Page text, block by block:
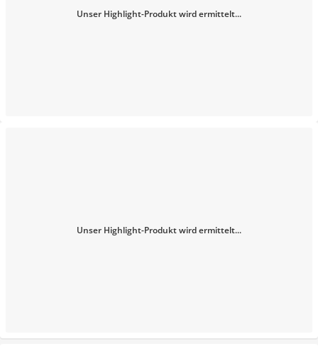
Unser Highlight-Produkt wird ermittelt...
Unser Highlight-Produkt wird ermittelt...